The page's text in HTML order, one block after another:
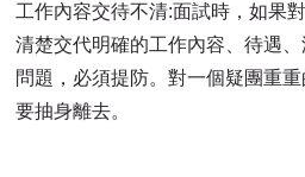
工作內容交待不清:面試時，如果
清楚交代明確的工作內容、待遇
問題，必須提防。對一個疑團重
要抽身離去。